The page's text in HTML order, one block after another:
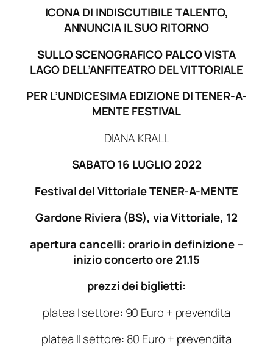
ICONA DI INDISCUTIBILE TALENTO,
ANNUNCIA IL SUO RITORNO
SULLO SCENOGRAFICO PALCO VISTA
LAGO DELL’ANFITEATRO DEL VITTORIALE
PER L’UNDICESIMA EDIZIONE DI TENER-A-
MENTE FESTIVAL
DIANA KRALL
SABATO 16 LUGLIO 2022
Festival del Vittoriale TENER-A-MENTE
Gardone Riviera (BS), via Vittoriale, 12
apertura cancelli: orario in definizione –
inizio concerto ore 21.15
prezzi dei biglietti:
platea I settore: 90 Euro + prevendita
platea II settore: 80 Euro + prevendita